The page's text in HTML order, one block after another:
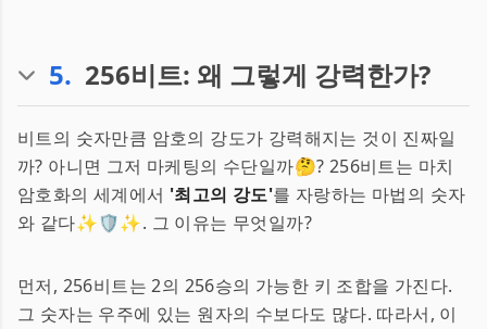
5. 256비트: 왜 그렇게 강력한가?
비트의 숫자만큼 암호의 강도가 강력해지는 것이 진짜일
까? 아니면 그저 마케팅의 수단일까🤔? 256비트는 마치
암호화의 세계에서 '최고의 강도'를 자랑하는 마법의 숫자
와 같다✨🛡✨. 그 이유는 무엇일까?
먼저, 256비트는 2의 256승의 가능한 키 조합을 가진다.
그 숫자는 우주에 있는 원자의 수보다도 많다. 따라서, 이